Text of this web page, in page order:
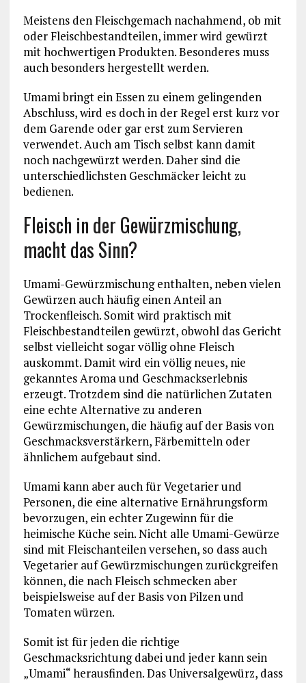
Meistens den Fleischgemach nachahmend, ob mit
oder Fleischbestandteilen, immer wird gewürzt
mit hochwertigen Produkten. Besonderes muss
auch besonders hergestellt werden.
Umami bringt ein Essen zu einem gelingenden
Abschluss, wird es doch in der Regel erst kurz vor
dem Garende oder gar erst zum Servieren
verwendet. Auch am Tisch selbst kann damit
noch nachgewürzt werden. Daher sind die
unterschiedlichsten Geschmäcker leicht zu
bedienen.
Fleisch in der Gewürzmischung,
macht das Sinn?
Umami-Gewürzmischung enthalten, neben vielen
Gewürzen auch häufig einen Anteil an
Trockenfleisch. Somit wird praktisch mit
Fleischbestandteilen gewürzt, obwohl das Gericht
selbst vielleicht sogar völlig ohne Fleisch
auskommt. Damit wird ein völlig neues, nie
gekanntes Aroma und Geschmackserlebnis
erzeugt. Trotzdem sind die natürlichen Zutaten
eine echte Alternative zu anderen
Gewürzmischungen, die häufig auf der Basis von
Geschmacksverstärkern, Färbemitteln oder
ähnlichem aufgebaut sind.
Umami kann aber auch für Vegetarier und
Personen, die eine alternative Ernährungsform
bevorzugen, ein echter Zugewinn für die
heimische Küche sein. Nicht alle Umami-Gewürze
sind mit Fleischanteilen versehen, so dass auch
Vegetarier auf Gewürzmischungen zurückgreifen
können, die nach Fleisch schmecken aber
beispielsweise auf der Basis von Pilzen und
Tomaten würzen.
Somit ist für jeden die richtige
Geschmacksrichtung dabei und jeder kann sein
„Umami“ herausfinden. Das Universalgewürz, dass